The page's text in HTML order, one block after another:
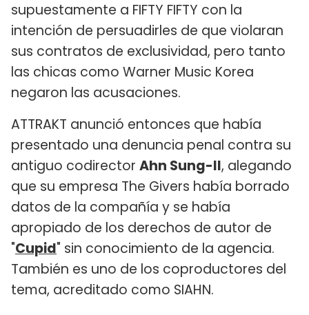
supuestamente a FIFTY FIFTY con la
intención de persuadirles de que violaran
sus contratos de exclusividad, pero tanto
las chicas como Warner Music Korea
negaron las acusaciones.
ATTRAKT anunció entonces que había
presentado una denuncia penal contra su
antiguo codirector Ahn Sung-Il, alegando
que su empresa The Givers había borrado
datos de la compañía y se había
apropiado de los derechos de autor de
"Cupid" sin conocimiento de la agencia.
También es uno de los coproductores del
tema, acreditado como SIAHN.